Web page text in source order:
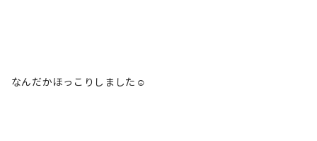
なんだかほっこりしました☺